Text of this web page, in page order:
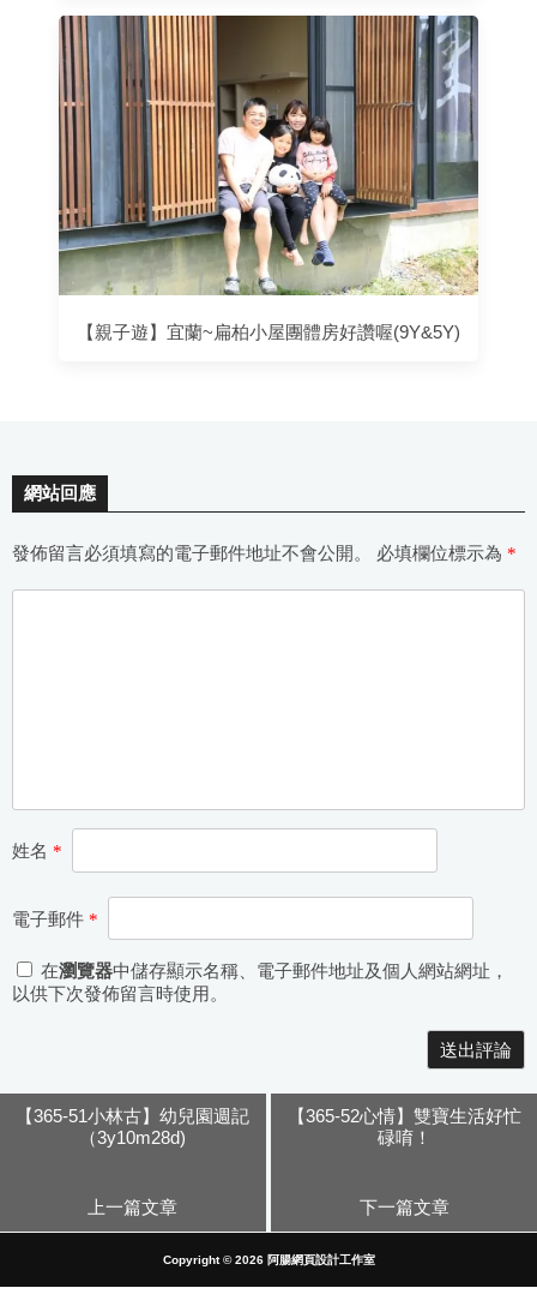
【親子遊】宜蘭~扁柏小屋團體房好讚喔(9Y&5Y)
網站回應
發佈留言必須填寫的電子郵件地址不會公開。 必填欄位標示為 *
姓名 *
電子郵件 *
在瀏覽器中儲存顯示名稱、電子郵件地址及個人網站網址，
以供下次發佈留言時使用。
【365-51小林古】幼兒園週記
（3y10m28d)
上一篇文章
【365-52心情】雙寶生活好忙
碌唷！
下一篇文章
Copyright © 2026 阿腸網頁設計工作室